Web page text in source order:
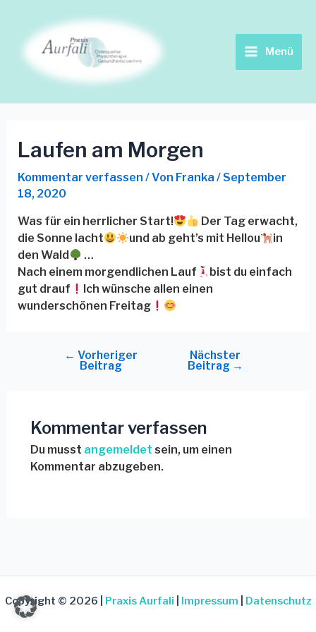
springen
Menu
Menü
Laufen am Morgen
Kommentar verfassen / Von Franka / September
18, 2020
Was für ein herrlicher Start!
Der Tag erwacht,
die Sonne lacht
und ab geht’s mit Hellou
‍in
den Wald
…
Nach einem morgendlichen Lauf
bist du einfach
gut drauf
Ich wünsche allen einen
wunderschönen Freitag
Navigation
← Vorheriger
Beitrag
Nächster
Beitrag →
Kommentar verfassen
Du musst angemeldet sein, um einen
Kommentar abzugeben.
Copyright © 2026 | Praxis Aurfali Impressum Datenschutz